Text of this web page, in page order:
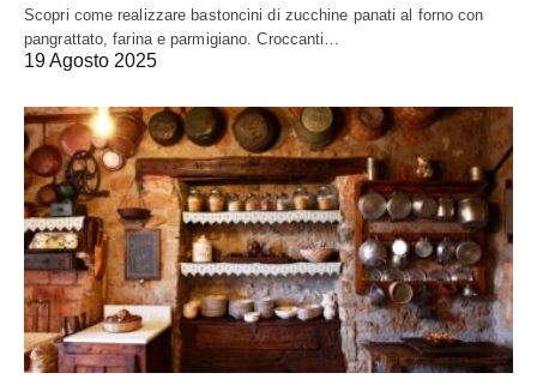
Scopri come realizzare bastoncini di zucchine panati al forno con
pangrattato, farina e parmigiano. Croccanti…
19 Agosto 2025